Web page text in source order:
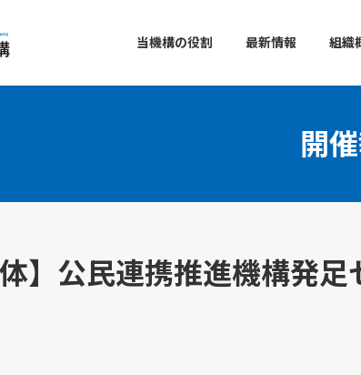
当機構の役割 最新情報 組織
開
体】公民連携推進機構発